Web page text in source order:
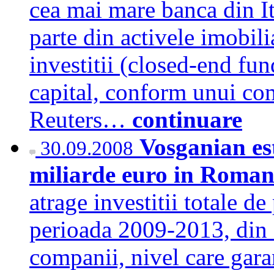
cea mai mare banca din
parte din activele
investitii (closed-end
capital, conform unui
Reuters… continuare
30.09.2008 Vosganian
miliarde euro in
atrage investitii totale
perioada 2009-2013,
companii, nivel care